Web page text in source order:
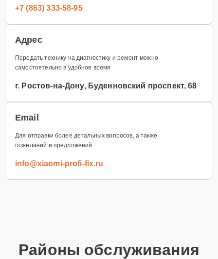
+7 (863) 333-58-95
Адрес
Передать технику на диагностику и ремонт можно
самостоятельно в удобное время
г. Ростов-на-Дону, Буденновский проспект, 68
Email
Для отправки более детальных вопросов, а также
пожеланий и предложений
info@xiaomi-profi-fix.ru
Районы обслуживания